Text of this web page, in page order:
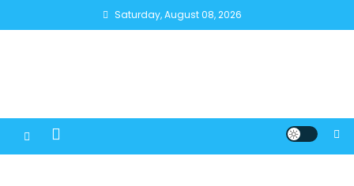
to
Saturday, August 08, 2026